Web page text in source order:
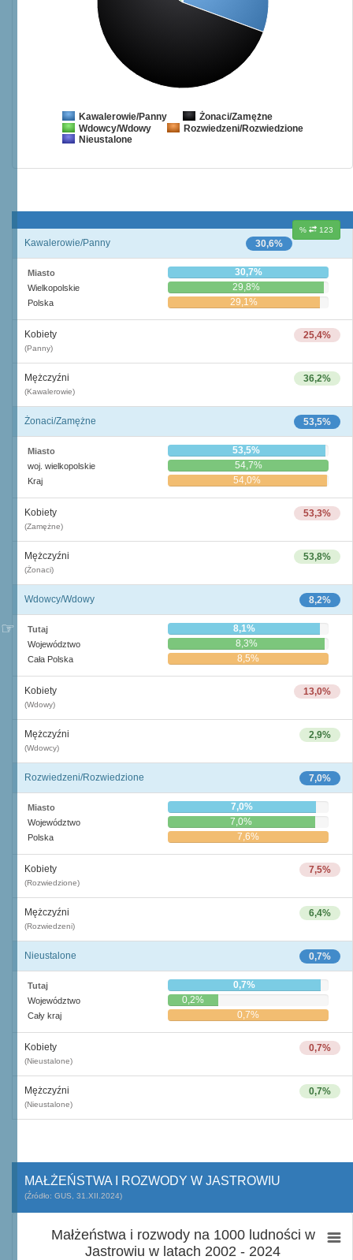
Kawalerowie/Panny Żonaci/Zamężne
Wdowcy/Wdowy
Rozwiedzeni/Rozwiedzione
Nieustalone
% 123
30,6%
Kawalerowie/Panny
Miasto 30,7%
Wielkopolskie 29,8%
Polska 29,1%
25,4%
Kobiety
(Panny)
36,2%
Mężczyźni
(Kawalerowie)
53,5%
Żonaci/Zamężne
Miasto 53,5%
woj. wielkopolskie 54,7%
Kraj 54,0%
53,3%
Kobiety
(Zamężne)
53,8%
Mężczyźni
(Żonaci)
8,2%
Wdowcy/Wdowy
Tutaj 8,1%
Województwo 8,3%
Cała Polska 8,5%
13,0%
Kobiety
(Wdowy)
2,9%
Mężczyźni
(Wdowcy)
7,0%
Rozwiedzeni/Rozwiedzione
Miasto 7,0%
Województwo 7,0%
Polska 7,6%
7,5%
Kobiety
(Rozwiedzione)
6,4%
Mężczyźni
(Rozwiedzeni)
0,7%
Nieustalone
Tutaj 0,7%
Województwo 0,2%
Cały kraj 0,7%
0,7%
Kobiety
(Nieustalone)
0,7%
Mężczyźni
(Nieustalone)
MAŁŻEŃSTWA I ROZWODY W JASTROWIU
(Źródło: GUS, 31.XII.2024)
Małżeństwa i rozwody na 1000 ludności w
Jastrowiu w latach 2002 - 2024